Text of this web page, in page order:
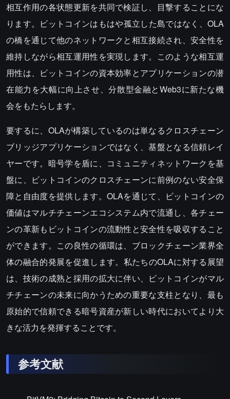
相互作用の各状態更新を共同で検証し、目撃することにな
ります。ビットコインはもはや孤立した島ではなく、OLA
の橋を通じて他のネットワークと相互接続され、安全性を
維持しながら相互運用性を実現します。このような相互運
用性は、ビットコインの資本効率とアプリケーションの潜
在能力を大幅に向上させ、分散型金融とWeb3に新たな機
会をもたらします。
要するに、OLAが構築しているのは単なるクロスチェーン
ブリッジアプリケーションではなく、基盤となる信頼レイ
ヤーです。暗号学を盾に、コミュニティネットワークを基
盤に、ビットコインのクロスチェーンに前例のない安全保
障と自由度を提供します。OLAを通じて、ビットコインの
価値はマルチチェーンエコシステム内で流通し、各チェー
ンの革新もビットコインの流動性と安全性を吸収すること
ができます。この良性の循環は、ブロックチェーン業界全
体の融合的発展を促進します。私たちのOLAに対する展望
は、技術の成熟と採用の拡大に伴い、ビットコインがマル
チチェーンの未来に向かうための重要な支柱となり、最も
原始的で信頼できる暗号資産が新しい時代においてより大
きな活力を発揮することです。
参考文献